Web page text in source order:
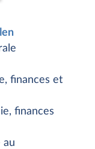
finances et
finances
au